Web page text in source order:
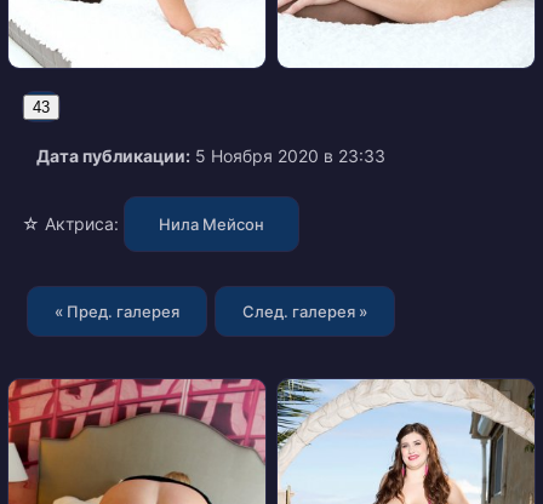
43
Дата публикации: 5 Ноября 2020 в 23:33
☆ Актриса: Нила Мейсон
« Пред. галерея След. галерея »